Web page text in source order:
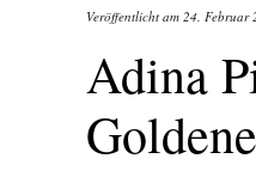
Veröffentlicht am 24. Februar
Adina